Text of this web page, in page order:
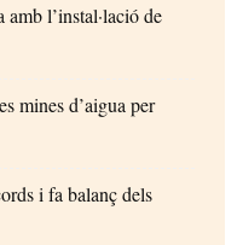
l’instal·lació de
mines d’aigua per
i fa balanç dels